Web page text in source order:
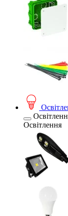
Освітлення